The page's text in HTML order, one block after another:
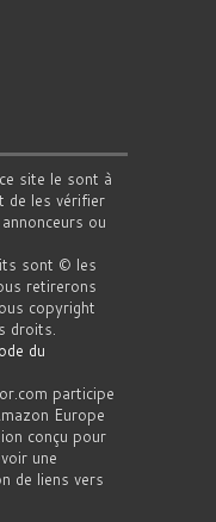
site le sont à
de les vérifier
ou
sont © les
retirerons
copyright
droits.
du
participe
Europe
conçu pour
une
de liens vers